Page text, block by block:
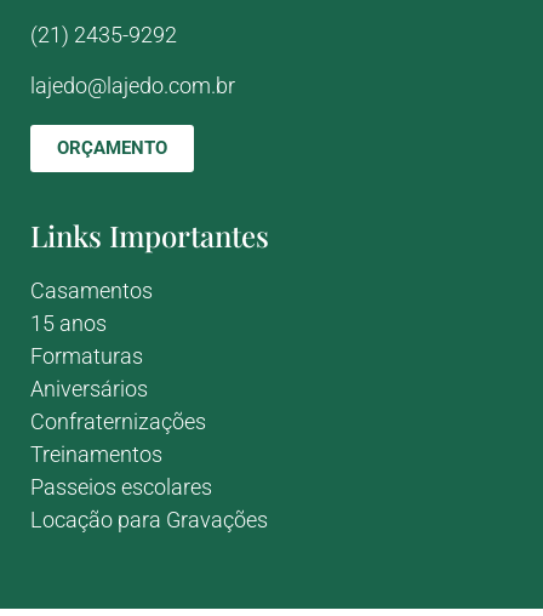
(21) 2435-9292
lajedo@lajedo.com.br
ORÇAMENTO
Links Importantes
Casamentos
15 anos
Formaturas
Aniversários
Confraternizações
Treinamentos
Passeios escolares
Locação para Gravações